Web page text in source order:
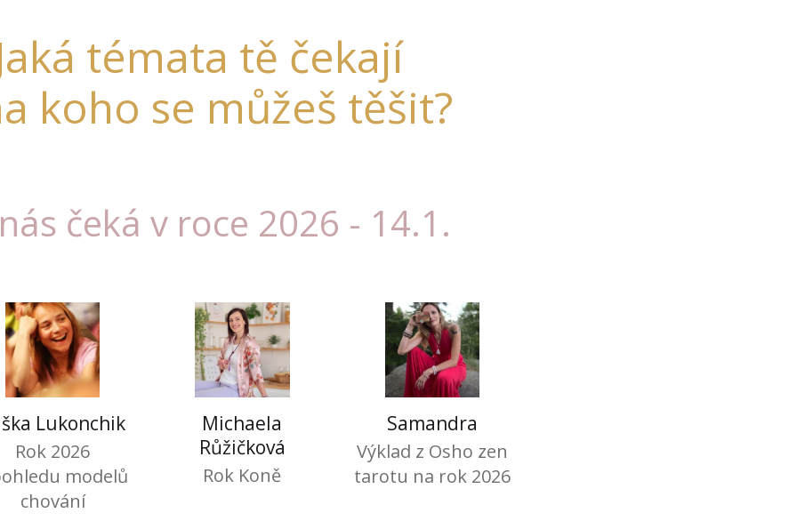
témata tě čekají
koho se můžeš těšit?
čeká v roce 2026 - 14.1.
Lukonchik
Rok 2026
modelů
chování
Michaela
Růžičková
Rok Koně
Samandra
Výklad z Osho zen
tarotu na rok 2026